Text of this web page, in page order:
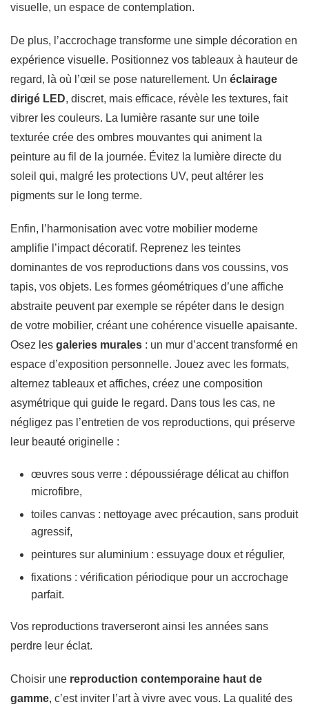
visuelle, un espace de contemplation.
De plus, l’accrochage transforme une simple décoration en
expérience visuelle. Positionnez vos tableaux à hauteur de
regard, là où l’œil se pose naturellement. Un éclairage
dirigé LED, discret, mais efficace, révèle les textures, fait
vibrer les couleurs. La lumière rasante sur une toile
texturée crée des ombres mouvantes qui animent la
peinture au fil de la journée. Évitez la lumière directe du
soleil qui, malgré les protections UV, peut altérer les
pigments sur le long terme.
Enfin, l’harmonisation avec votre mobilier moderne
amplifie l’impact décoratif. Reprenez les teintes
dominantes de vos reproductions dans vos coussins, vos
tapis, vos objets. Les formes géométriques d’une affiche
abstraite peuvent par exemple se répéter dans le design
de votre mobilier, créant une cohérence visuelle apaisante.
Osez les galeries murales : un mur d’accent transformé en
espace d’exposition personnelle. Jouez avec les formats,
alternez tableaux et affiches, créez une composition
asymétrique qui guide le regard. Dans tous les cas, ne
négligez pas l’entretien de vos reproductions, qui préserve
leur beauté originelle :
œuvres sous verre : dépoussiérage délicat au chiffon
microfibre,
toiles canvas : nettoyage avec précaution, sans produit
agressif,
peintures sur aluminium : essuyage doux et régulier,
fixations : vérification périodique pour un accrochage
parfait.
Vos reproductions traverseront ainsi les années sans
perdre leur éclat.
Choisir une reproduction contemporaine haut de
gamme, c’est inviter l’art à vivre avec vous. La qualité des